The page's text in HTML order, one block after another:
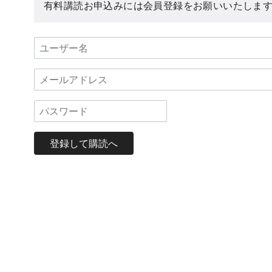
有料講読お申込みには会員登録をお願いいたしま
登録して購読へ